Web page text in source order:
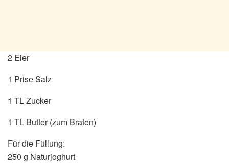
2 Eier
1 Prise Salz
1 TL Zucker
1 TL Butter (zum Braten)
Für die Füllung:
250 g Naturjoghurt